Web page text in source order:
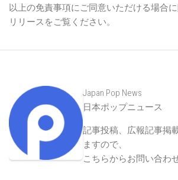
以上の免責事項にご同意いただける場合
リリースをご覧ください。
Japan Pop News
日本ポップニュース
記事投稿、広報記事掲
ますので、
こちらからお問い合わ